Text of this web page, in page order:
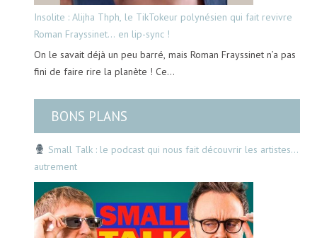
Insolite : Alijha Thph, le TikTokeur polynésien qui fait revivre
Roman Frayssinet… en lip-sync !
On le savait déjà un peu barré, mais Roman Frayssinet n’a pas
fini de faire rire la planète ! Ce…
BONS PLANS
Small Talk : le podcast qui nous fait découvrir les artistes…
autrement